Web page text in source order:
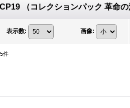
CP19 （コレクションパック 革命の
表示数: 画像:
件